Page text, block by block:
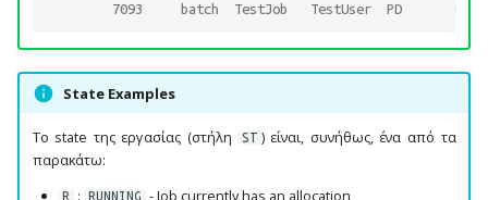
7093     batch  TestJob   TestUser  PD
State Examples
Το state της εργασίας (στήλη ST ) είναι, συνήθως, ένα από τα
παρακάτω:
R : RUNNING - Job currently has an allocation